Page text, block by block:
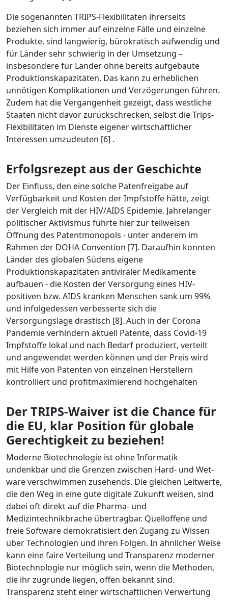
Die sogenannten TRIPS-Flexibilitäten ihrerseits
beziehen sich immer auf einzelne Fälle und einzelne
Produkte, sind langwierig, bürokratisch aufwendig und
für Länder sehr schwierig in der Umsetzung –
insbesondere für Länder ohne bereits aufgebaute
Produktionskapazitäten. Das kann zu erheblichen
unnötigen Komplikationen und Verzögerungen führen.
Zudem hat die Vergangenheit gezeigt, dass westliche
Staaten nicht davor zurückschrecken, selbst die Trips-
Flexibilitäten im Dienste eigener wirtschaftlicher
Interessen umzudeuten [6] .
Erfolgsrezept aus der Geschichte
Der Einfluss, den eine solche Patenfreigabe auf
Verfügbarkeit und Kosten der Impfstoffe hätte, zeigt
der Vergleich mit der HIV/AIDS Epidemie. Jahrelanger
politischer Aktivismus führte hier zur teilweisen
Öffnung des Patentmonopols - unter anderem im
Rahmen der DOHA Convention [7]. Daraufhin konnten
Länder des globalen Südens eigene
Produktionskapazitäten antiviraler Medikamente
aufbauen - die Kosten der Versorgung eines HIV-
positiven bzw. AIDS kranken Menschen sank um 99%
und infolgedessen verbesserte sich die
Versorgungslage drastisch [8]. Auch in der Corona
Pandemie verhindern aktuell Patente, dass Covid-19
Impfstoffe lokal und nach Bedarf produziert, verteilt
und angewendet werden können und der Preis wird
mit Hilfe von Patenten von einzelnen Herstellern
kontrolliert und profitmaximierend hochgehalten
DerTRIPS-Waiver ist die Chance für
die EU, klar Position für globale
Gerechtigkeit zu beziehen!
Moderne Biotechnologie ist ohne Informatik
undenkbar und die Grenzen zwischen Hard- und Wet-
ware verschwimmen zusehends. Die gleichen Leitwerte,
die den Weg in eine gute digitale Zukunft weisen, sind
dabei oft direkt auf die Pharma- und
Medizintechnikbrache übertragbar. Quelloffene und
freie Software demokratisiert den Zugang zu Wissen
über Technologien und ihren Folgen. In ähnlicher Weise
kann eine faire Verteilung und Transparenz moderner
Biotechnologie nur möglich sein, wenn die Methoden,
die ihr zugrunde liegen, offen bekannt sind.
Transparenz steht einer wirtschaftlichen Verwertung